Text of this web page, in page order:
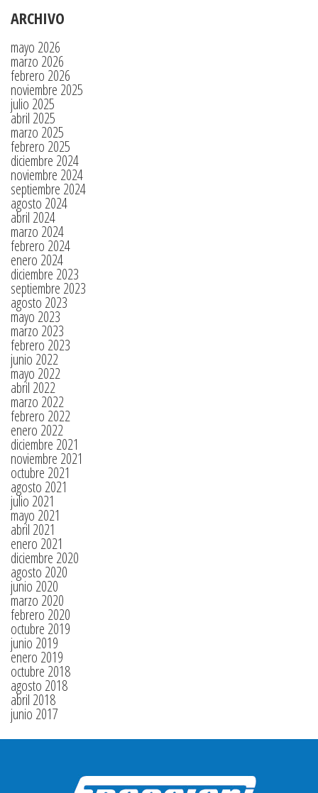
ARCHIVO
mayo 2026
marzo 2026
febrero 2026
noviembre 2025
julio 2025
abril 2025
marzo 2025
febrero 2025
diciembre 2024
noviembre 2024
septiembre 2024
agosto 2024
abril 2024
marzo 2024
febrero 2024
enero 2024
diciembre 2023
septiembre 2023
agosto 2023
mayo 2023
marzo 2023
febrero 2023
junio 2022
mayo 2022
abril 2022
marzo 2022
febrero 2022
enero 2022
diciembre 2021
noviembre 2021
octubre 2021
agosto 2021
julio 2021
mayo 2021
abril 2021
enero 2021
diciembre 2020
agosto 2020
junio 2020
marzo 2020
febrero 2020
octubre 2019
junio 2019
enero 2019
octubre 2018
agosto 2018
abril 2018
junio 2017